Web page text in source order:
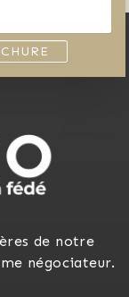
de notre
négociateur.